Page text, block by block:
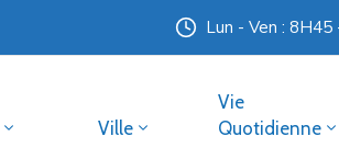
Lun - Ven :
Ville
Vie
Quotidienne